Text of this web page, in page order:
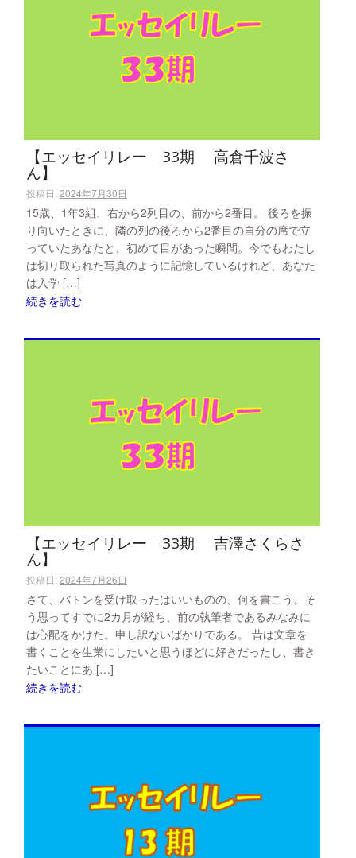
【エッセイリレー 33期 高倉千波さ
ん】
投稿日:2024年7月30日
15歳、1年3組、右から2列目の、前から2番目。 後ろを振
り向いたときに、隣の列の後ろから2番目の自分の席で立
っていたあなたと、初めて目があった瞬間。今でもわたし
は切り取られた写真のように記憶しているけれど、あなた
は入学 […]
続きを読む
【エッセイリレー 33期 吉澤さくらさ
ん】
投稿日:2024年7月26日
さて、バトンを受け取ったはいいものの、何を書こう。そ
う思ってすでに2カ月が経ち、前の執筆者であるみなみに
は心配をかけた。申し訳ないばかりである。 昔は文章を
書くことを生業にしたいと思うほどに好きだったし、書き
たいことにあ […]
続きを読む